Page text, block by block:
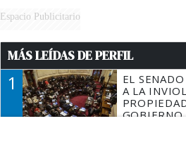
Espacio Publicitario
MÁS LEÍDAS DE PERFIL
1
EL
A LA
GOBIERNO